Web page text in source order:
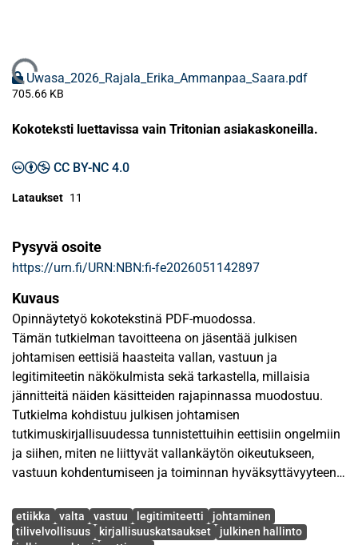
Ladataan...Uwasa_2026_Rajala_Erika_Ammanpaa_Saara.pdf
705.66 KB
Kokoteksti luettavissa vain Tritonian asiakaskoneilla.
CC BY-NC 4.0
Lataukset 11
Pysyvä osoite
https://urn.fi/URN:NBN:fi-fe2026051142897
Kuvaus
Opinnäytetyö kokotekstinä PDF-muodossa.
Tämän tutkielman tavoitteena on jäsentää julkisen
johtamisen eettisiä haasteita vallan, vastuun ja
legitimiteetin näkökulmista sekä tarkastella, millaisia
jännitteitä näiden käsitteiden rajapinnassa muodostuu.
Tutkielma kohdistuu julkisen johtamisen
tutkimuskirjallisuudessa tunnistettuihin eettisiin ongelmiin
ja siihen, miten ne liittyvät vallankäytön oikeutukseen,
vastuun kohdentumiseen ja toiminnan hyväksyttävyyteen.
Tutkielma toteutettiin integroivana kirjallisuuskatsauksena.
Aineisto koostui 2000-luvun suomalaisesta ja
Avainsanat
etiikka valta vastuu legitimiteetti
johtaminen
tilivelvollisuus
kirjallisuuskatsaukset
julkinen hallinto